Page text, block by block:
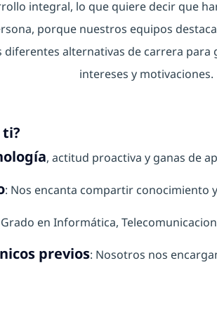
integral, lo que quiere decir que
porque nuestros equipos
diferentes alternativas de carrera
intereses y motivaciones.
ti?
, actitud proactiva y ganas de
: Nos encanta compartir conocimiento
en Informática,
previos: Nosotros nos